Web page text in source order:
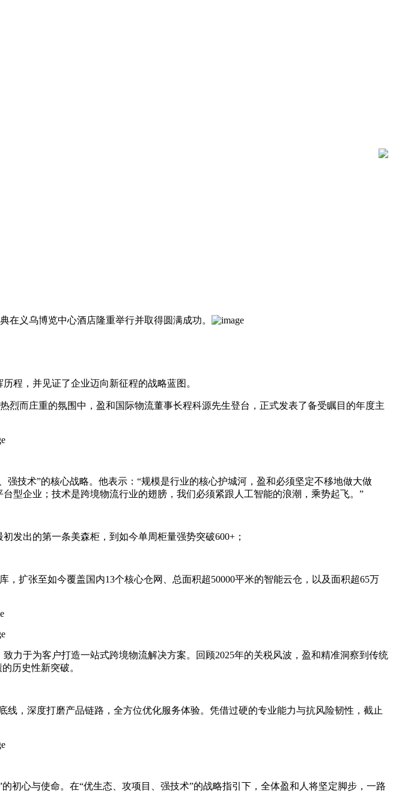
义乌博览中心酒店隆重举行并取得圆满成功。
程，并见证了企业迈向新征程的战略蓝图。
烈而庄重的氛围中，盈和国际物流董事长程科源先生登台，正式发表了备受瞩目的年度主
技术”的核心战略。他表示：“规模是行业的核心护城河，盈和必须坚定不移地做大做
型企业；技术是跨境物流行业的翅膀，我们必须紧跟人工智能的浪潮，乘势起飞。”
发出的第一条美森柜，到如今单周柜量强势突破600+；
扩张至如今覆盖国内13个核心仓网、总面积超50000平米的智能云仓，以及面积超65万
力于为客户打造一站式跨境物流解决方案。回顾2025年的关税风波，盈和精准洞察到传统
历史性新突破。
线，深度打磨产品链路，全方位优化服务体验。凭借过硬的专业能力与抗风险韧性，截止
初心与使命。在“优生态、攻项目、强技术”的战略指引下，全体盈和人将坚定脚步，一路